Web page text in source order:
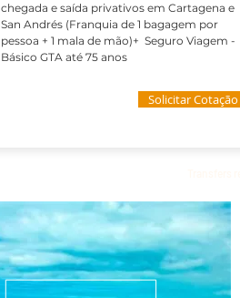
chegada e saída privativos em Cartagena e
San Andrés (Franquia de 1 bagagem por
pessoa + 1 mala de mão)+ Seguro Viagem -
Básico GTA até 75 anos
Solicitar Cotação